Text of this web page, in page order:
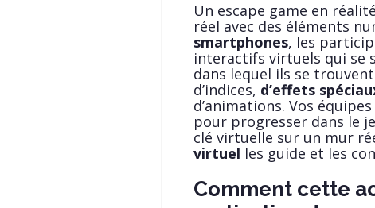
Un escape game en
réel avec des éléments
smartphones, les
interactifs virtuels qui se
dans lequel ils se
d’indices, d’effets
d’animations. Vos
pour progresser dans le
clé virtuelle sur un mur
virtuel les guide et les
Comment cette